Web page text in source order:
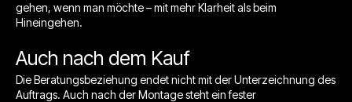
gehen, wenn man möchte – mit mehr Klarheit als beim
Hineingehen.
Auch nach dem Kauf
Die Beratungsbeziehung endet nicht mit der Unterzeichnung des
Auftrags. Auch nach der Montage steht ein fester